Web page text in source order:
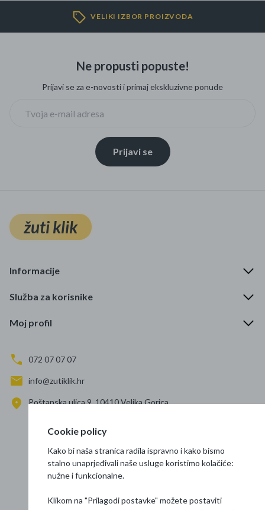
VELIKI IZBOR PROIZVODA
Ne propusti popuste!
Prijavi se za e-novosti i primaj ekskluzivne ponude
Prijavi se
žuti klik
Informacije
Služba za korisnike
Moj profil
072 07 07 07
info@zutiklik.hr
Poštanska ulica 9, 10410 Velika Gorica
Prati nas
Cookie policy
Kako bi naša stranica radila ispravno i kako bismo
stalno unaprjeđivali naše usluge koristimo kolačiće:
nužne i funkcionalne.
Klikom na "Prilagodi postavke" možete postaviti